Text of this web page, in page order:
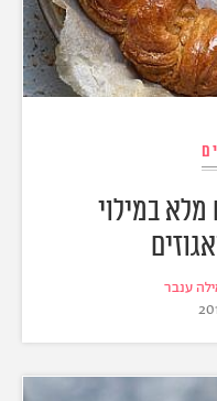
במילוי
ענבר